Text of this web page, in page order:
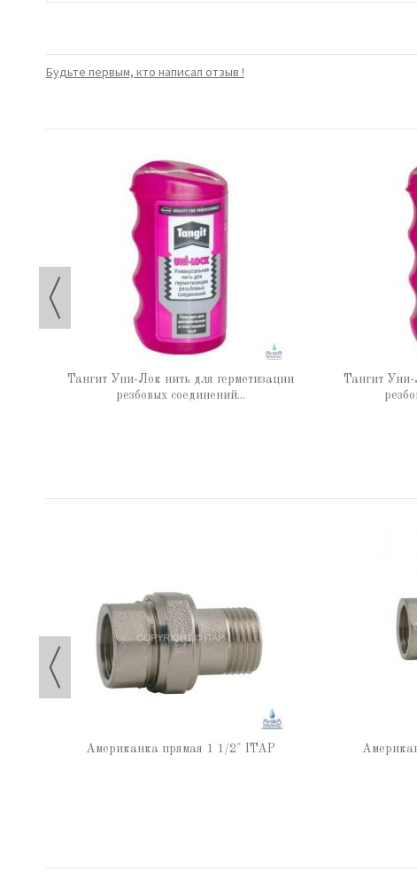
Будьте первым, кто написал отзыв !
Тангит Уни-Лок нить для герметизации
резбовых соединений...
Тангит Уни-
Американка прямая 1 1/2" ITAP